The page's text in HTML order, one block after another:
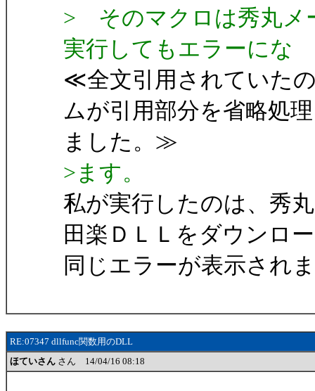
> そのマクロは秀丸メ
実行してもエラーにな
≪全文引用されていた
ムが引用部分を省略処
ました。≫
>ます。
私が実行したのは、秀
田楽ＤＬＬをダウンロ
同じエラーが表示され
RE:07347 dllfunc関数用のDLL
ほていさん さん 14/04/16 08:18